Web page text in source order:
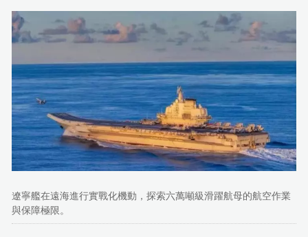
遼寧艦在遠海進行實戰化機動，探索六萬噸級滑躍航母的航空作業
與保障極限。